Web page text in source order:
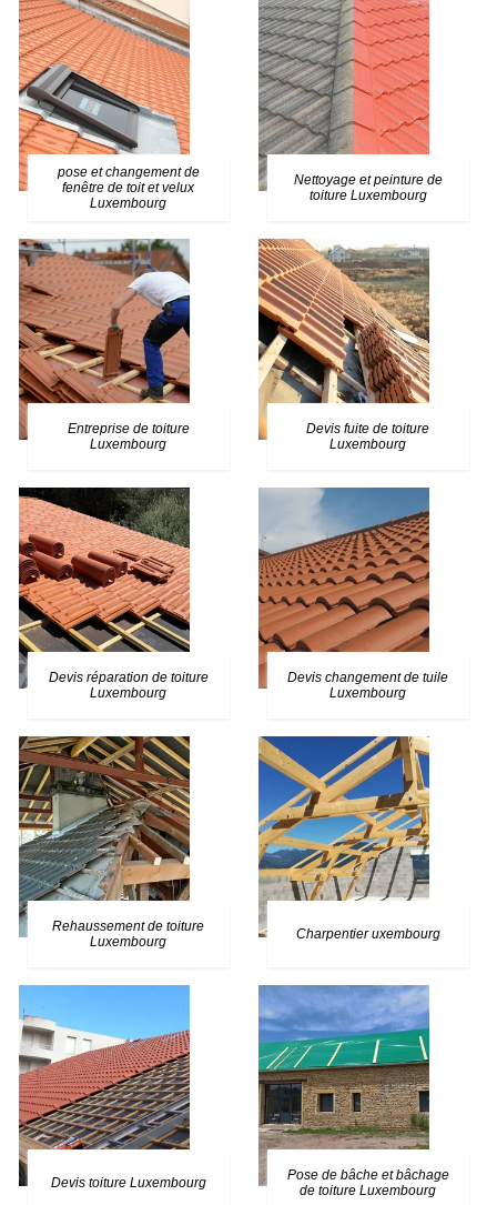
pose et changement de
fenêtre de toit et velux
Luxembourg
Nettoyage et peinture de
toiture Luxembourg
Entreprise de toiture
Luxembourg
Devis fuite de toiture
Luxembourg
Devis réparation de toiture
Luxembourg
Devis changement de tuile
Luxembourg
Rehaussement de toiture
Luxembourg
Charpentier uxembourg
Devis toiture Luxembourg
Pose de bâche et bâchage
de toiture Luxembourg